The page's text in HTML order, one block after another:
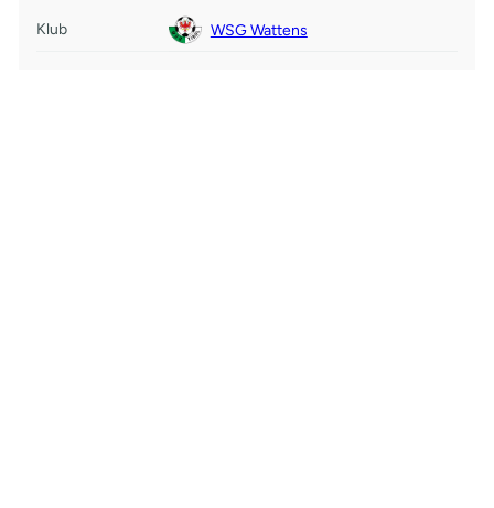
Klub WSG Wattens